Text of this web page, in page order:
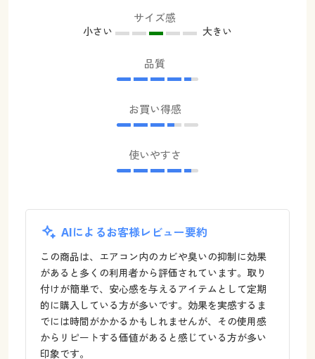
サイズ感
小さい 大きい
品質
お買い得感
使いやすさ
AIによるお客様レビュー要約
この商品は、エアコン内のカビや臭いの抑制に効果
があると多くの利用者から評価されています。取り
付けが簡単で、安心感を与えるアイテムとして定期
的に購入している方が多いです。効果を実感するま
でには時間がかかるかもしれませんが、その使用感
からリピートする価値があると感じている方が多い
印象です。